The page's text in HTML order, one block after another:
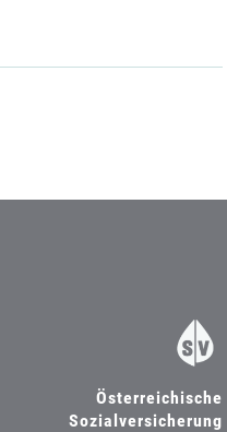
Österreichische
Sozialversicherung